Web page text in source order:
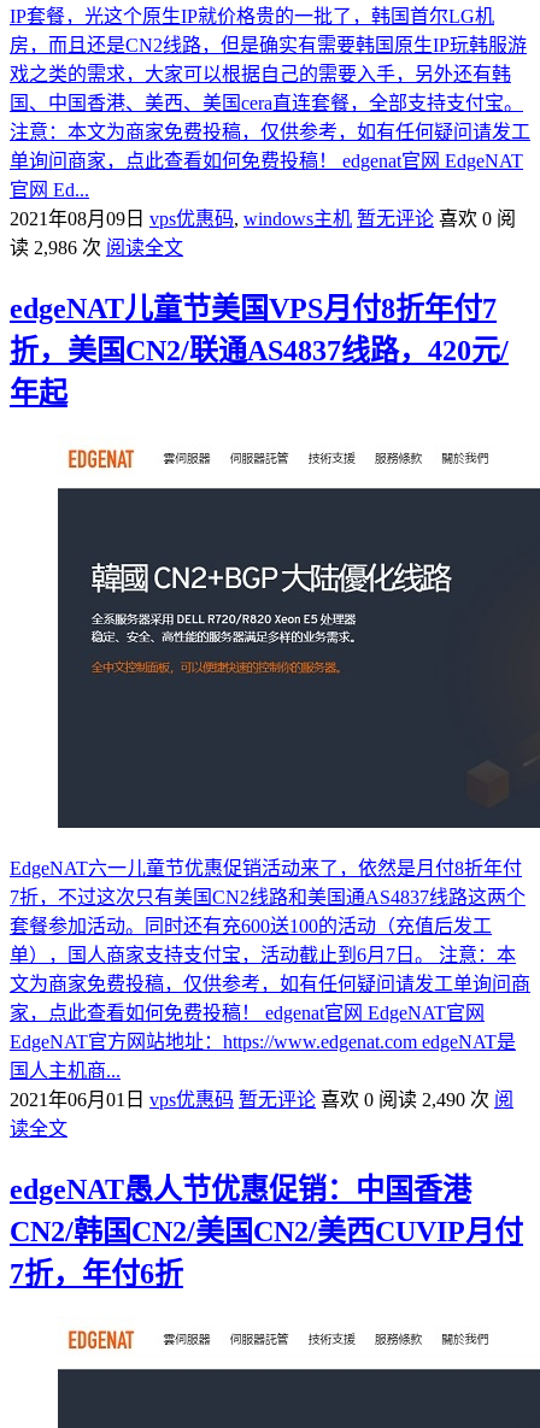
IP套餐，光这个原生IP就价格贵的一批了，韩国首尔LG机
房，而且还是CN2线路，但是确实有需要韩国原生IP玩韩服游
戏之类的需求，大家可以根据自己的需要入手，另外还有韩
国、中国香港、美西、美国cera直连套餐，全部支持支付宝。
注意：本文为商家免费投稿，仅供参考，如有任何疑问请发工
单询问商家，点此查看如何免费投稿！ edgenat官网 EdgeNAT
官网 Ed...
2021年08月09日 vps优惠码, windows主机 暂无评论 喜欢 0 阅
读 2,986 次 阅读全文
edgeNAT儿童节美国VPS月付8折年付7
折，美国CN2/联通AS4837线路，420元/
年起
EdgeNAT六一儿童节优惠促销活动来了，依然是月付8折年付
7折，不过这次只有美国CN2线路和美国通AS4837线路这两个
套餐参加活动。同时还有充600送100的活动（充值后发工
单），国人商家支持支付宝，活动截止到6月7日。 注意：本
文为商家免费投稿，仅供参考，如有任何疑问请发工单询问商
家，点此查看如何免费投稿！ edgenat官网 EdgeNAT官网
EdgeNAT官方网站地址：https://www.edgenat.com edgeNAT是
国人主机商...
2021年06月01日 vps优惠码 暂无评论 喜欢 0 阅读 2,490 次 阅
读全文
edgeNAT愚人节优惠促销：中国香港
CN2/韩国CN2/美国CN2/美西CUVIP月付
7折，年付6折